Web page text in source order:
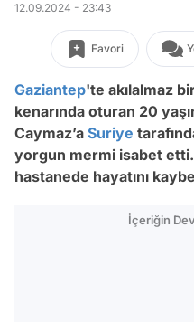
12.09.2024 - 23:43
Favori
Gaziantep'te akılalmaz
kenarında oturan 20
Caymaz’a Suriye
yorgun mermi isabet
hastanede hayatını
İçeriğin